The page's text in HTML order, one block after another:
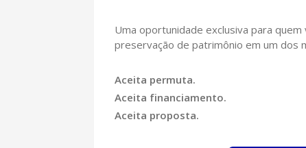
Uma oportunidade exclusiva para
preservação de patrimônio em um dos
Aceita permuta.
Aceita financiamento.
Aceita proposta.